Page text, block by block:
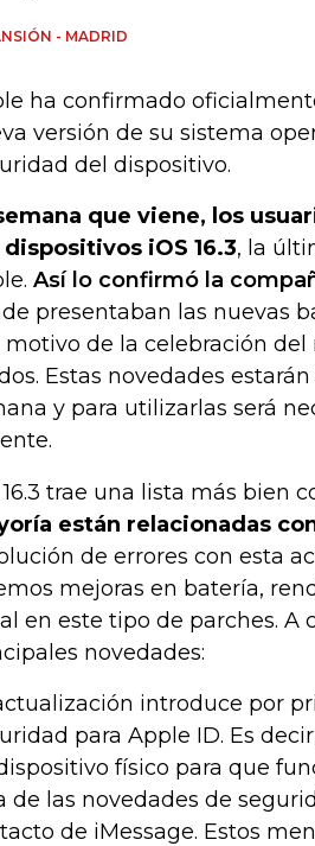
- MADRID
ha confirmado
versión de su sistema
del dispositivo.
que viene, los
dispositivos iOS 16.3, la
Así lo confirmó la
presentaban las nuevas
motivo de la celebración
Estas novedades
y para utilizarlas será
16.3 trae una lista más bien
están relacionadas
de errores con esta
mejoras en batería,
en este tipo de parches. A
novedades:
introduce por
para Apple ID. Es
físico para que
de las novedades de
de iMessage. Estos